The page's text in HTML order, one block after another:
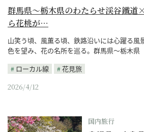
群馬県～栃木県のわたらせ渓谷鐵道
ら花桃が…
山笑う頃、風薫る頃、鉄路沿いには心躍る風
色を望み、花の名所を巡る。群馬県～栃木
ローカル線
花見旅
2026/4/12
国内旅行